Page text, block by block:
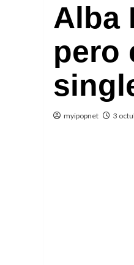
Alba
pero
myipopnet 3